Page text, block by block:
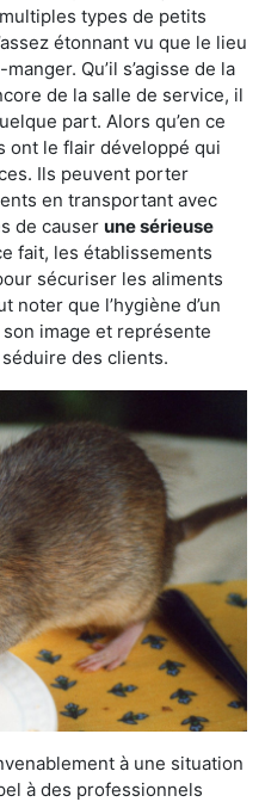
types de petits
étonnant vu que le lieu
Qu’il s’agisse de la
de la salle de service, il
part. Alors qu’en ce
ont le flair développé qui
Ils peuvent porter
en transportant avec
de causer une sérieuse
fait, les établissements
sécuriser les aliments
noter que l’hygiène d’un
image et représente
des clients.
à une situation
à des professionnels